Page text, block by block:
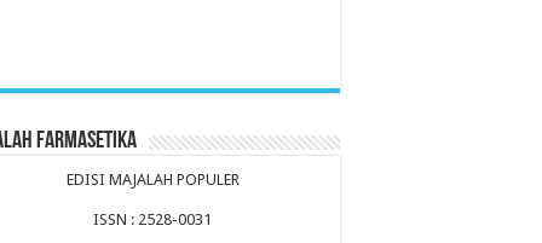
Farmasetika
EDISI MAJALAH POPULER
ISSN : 2528-0031